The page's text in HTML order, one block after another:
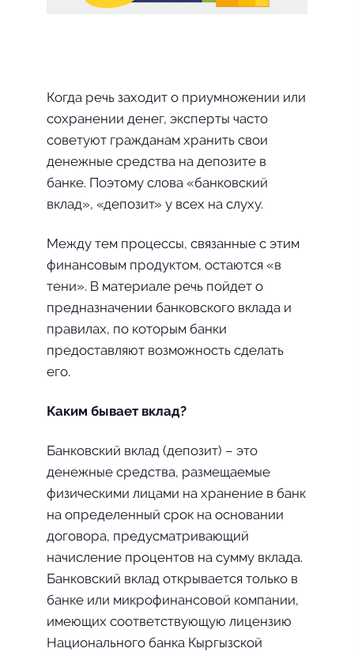
Когда речь заходит о приумножении или
сохранении денег, эксперты часто
советуют гражданам хранить свои
денежные средства на депозите в
банке. Поэтому слова «банковский
вклад», «депозит» у всех на слуху.
Между тем процессы, связанные с этим
финансовым продуктом, остаются «в
тени». В материале речь пойдет о
предназначении банковского вклада и
правилах, по которым банки
предоставляют возможность сделать
его.
Каким бывает вклад?
Банковский вклад (депозит) – это
денеж­ные средства, разме­щаемые
физическими лицами на хранение в банк
на определен­ный срок на основании
договора, предусматривающий
начисле­ние процентов на сумму вклада.
Банковский вклад открывается только в
банке или микрофинансовой компании,
имеющих соответствующую лицензию
На­ционального банка Кыргызской